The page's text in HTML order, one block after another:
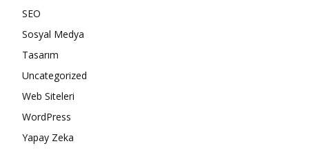
SEO
Sosyal Medya
Tasarım
Uncategorized
Web Siteleri
WordPress
Yapay Zeka